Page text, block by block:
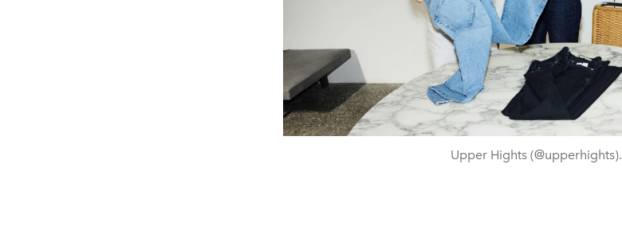
Upper Hights (@upperhights).